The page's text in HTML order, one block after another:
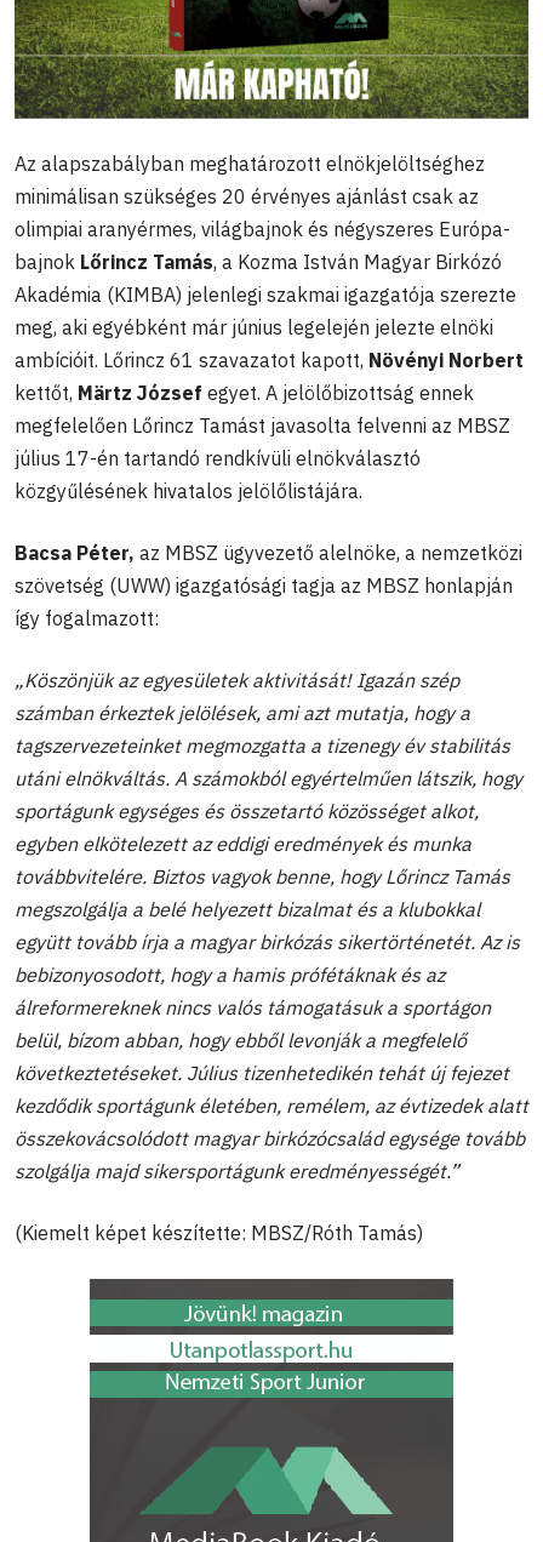
Az alapszabályban meghatározott elnökjelöltséghez
minimálisan szükséges 20 érvényes ajánlást csak az
olimpiai aranyérmes, világbajnok és négyszeres Európa-
bajnok Lőrincz Tamás, a Kozma István Magyar Birkózó
Akadémia (KIMBA) jelenlegi szakmai igazgatója szerezte
meg, aki egyébként már június legelején jelezte elnöki
ambícióit. Lőrincz 61 szavazatot kapott, Növényi Norbert
kettőt, Märtz József egyet. A jelölőbizottság ennek
megfelelően Lőrincz Tamást javasolta felvenni az MBSZ
július 17-én tartandó rendkívüli elnökválasztó
közgyűlésének hivatalos jelölőlistájára.
Bacsa Péter, az MBSZ ügyvezető alelnöke, a nemzetközi
szövetség (UWW) igazgatósági tagja az MBSZ honlapján
így fogalmazott:
„Köszönjük az egyesületek aktivitását! Igazán szép
számban érkeztek jelölések, ami azt mutatja, hogy a
tagszervezeteinket megmozgatta a tizenegy év stabilitás
utáni elnökváltás. A számokból egyértelműen látszik, hogy
sportágunk egységes és összetartó közösséget alkot,
egyben elkötelezett az eddigi eredmények és munka
továbbvitelére. Biztos vagyok benne, hogy Lőrincz Tamás
megszolgálja a belé helyezett bizalmat és a klubokkal
együtt tovább írja a magyar birkózás sikertörténetét. Az is
bebizonyosodott, hogy a hamis prófétáknak és az
álreformereknek nincs valós támogatásuk a sportágon
belül, bízom abban, hogy ebből levonják a megfelelő
következtetéseket. Július tizenhetedikén tehát új fejezet
kezdődik sportágunk életében, remélem, az évtizedek alatt
összekovácsolódott magyar birkózócsalád egysége tovább
szolgálja majd sikersportágunk eredményességét.”
(Kiemelt képet készítette: MBSZ/Róth Tamás)